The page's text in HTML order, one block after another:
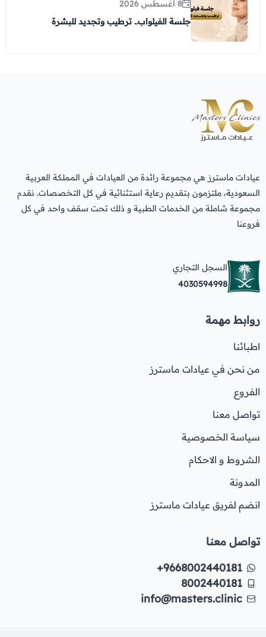
8 أغسطس 2026
جلسة الفيلواب.. ترطيب وتجديد للبشرة
عيادات ماسترز هي مجموعة رائدة من العيادات في المملكة العربية
السعودية، ملتزمون بتقديم رعاية استثنائية في كل التخصصات. نقدم
مجموعة شاملة من الخدمات الطبية و ذلك تحت سقف واحد في كل
فروعنا
السجل التجاري
4030594998
روابط مهمة
اطبائنا
من نحن في عيادات ماسترز
الفروع
تواصل معنا
سياسة الخصوصية
الشروط و الاحكام
المدونة
انضم لفريق عيادات ماسترز
تواصل معنا
+9668002440181
8002440181
info@masters.clinic